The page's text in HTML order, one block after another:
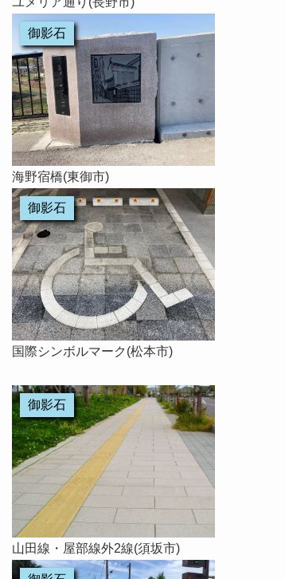
海野宿橋(東御市)
御影石
国際シンボルマーク(松本市)
御影石
山田線・屋部線外2線(須坂市)
御影石